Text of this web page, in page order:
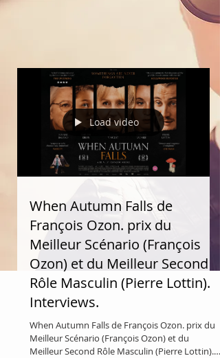
Load video
When Autumn Falls de
François Ozon. prix du
Meilleur Scénario (François
Ozon) et du Meilleur Second
Rôle Masculin (Pierre Lottin).
Interviews.
When Autumn Falls de François Ozon. prix du
Meilleur Scénario (François Ozon) et du
Meilleur Second Rôle Masculin (Pierre Lottin).